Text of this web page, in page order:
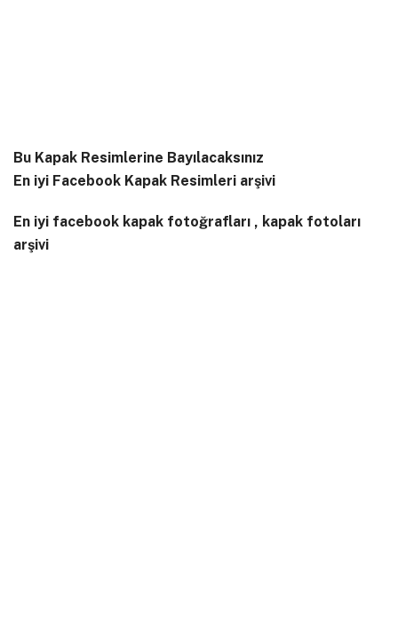
Bu Kapak Resimlerine Bayılacaksınız
En iyi Facebook Kapak Resimleri arşivi
En iyi facebook kapak fotoğrafları , kapak fotoları
arşivi